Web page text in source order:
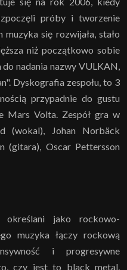
próby i tworzenie
się rozwijała, stało
niż początkowo sobie
nadania nazwy VULKAN,
Dyskografia zespołu, to 3
przypadnie do gustu
Mars Volta. Zespół gra w
(wokal), Johan Norbäck
(gitara), Oscar Pettersson
określani jako rockowo-
muzyka łączy rockową
i progresywne
czy jest to black metal,